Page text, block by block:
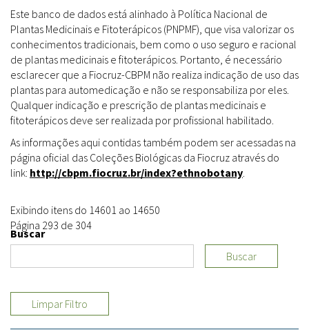
Este banco de dados está alinhado à Política Nacional de
Plantas Medicinais e Fitoterápicos (PNPMF), que visa valorizar os
conhecimentos tradicionais, bem como o uso seguro e racional
de plantas medicinais e fitoterápicos. Portanto, é necessário
esclarecer que a Fiocruz-CBPM não realiza indicação de uso das
plantas para automedicação e não se responsabiliza por eles.
Qualquer indicação e prescrição de plantas medicinais e
fitoterápicos deve ser realizada por profissional habilitado.
As informações aqui contidas também podem ser acessadas na
página oficial das Coleções Biológicas da Fiocruz através do
link: http://cbpm.fiocruz.br/index?ethnobotany.
Exibindo itens do 14601 ao 14650
Página 293 de 304
Buscar
Buscar
Limpar Filtro